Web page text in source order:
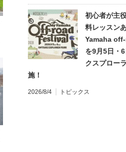
初心者が主
料レッスン
Yamaha
を9月5日・
クスプロー
施！
2026/8/4 トピックス